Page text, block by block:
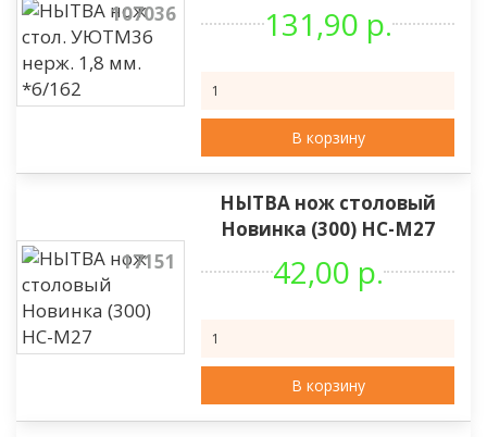
107036 131,90 р.
В корзину
17151
НЫТВА нож столовый
Новинка (300) НС-М27
42,00 р.
В корзину